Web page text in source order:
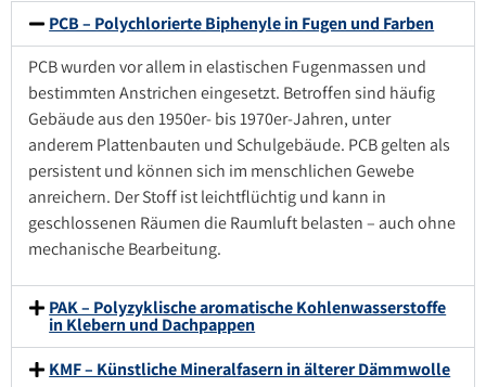
PCB – Polychlorierte Biphenyle in Fugen und Farben
PCB wurden vor allem in elastischen Fugenmassen und
bestimmten Anstrichen eingesetzt. Betroffen sind häufig
Gebäude aus den 1950er- bis 1970er-Jahren, unter
anderem Plattenbauten und Schulgebäude. PCB gelten als
persistent und können sich im menschlichen Gewebe
anreichern. Der Stoff ist leichtflüchtig und kann in
geschlossenen Räumen die Raumluft belasten – auch ohne
mechanische Bearbeitung.
PAK – Polyzyklische aromatische Kohlenwasserstoffe
in Klebern und Dachpappen
KMF – Künstliche Mineralfasern in älterer Dämmwolle